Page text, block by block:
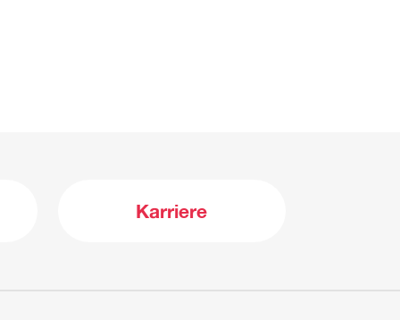
Karriere